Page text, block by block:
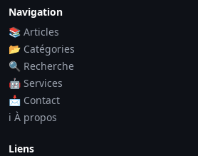
Navigation
📚 Articles
📂 Catégories
🔍 Recherche
🤖 Services
📩 Contact
ℹ️ À propos
Liens